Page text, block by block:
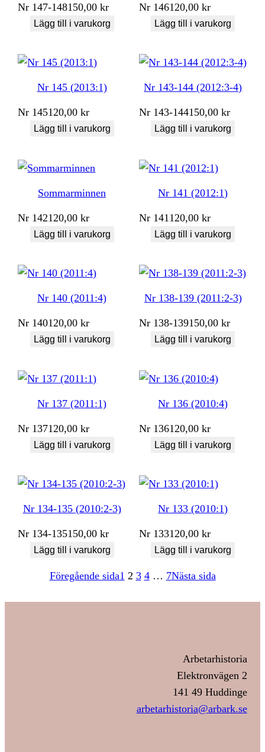
Nr 147-148150,00kr
Lägg till i varukorg
Nr 146120,00kr
Lägg till i varukorg
Nr 145 (2013:1)
Nr 145120,00kr
Lägg till i varukorg
Nr 143-144 (2012:3-4)
Nr 143-144150,00kr
Lägg till i varukorg
Sommarminnen
Nr 142120,00kr
Lägg till i varukorg
Nr 141 (2012:1)
Nr 141 120,00kr
Lägg till i varukorg
Nr 140 (2011:4)
Nr 140120,00kr
Lägg till i varukorg
Nr 138-139 (2011:2-3)
Nr 138-139150,00kr
Lägg till i varukorg
Nr 137 (2011:1)
Nr 137120,00kr
Lägg till i varukorg
Nr 136 (2010:4)
Nr 136120,00kr
Lägg till i varukorg
Nr 134-135 (2010:2-3)
Nr 134-135150,00kr
Lägg till i varukorg
Nr 133 (2010:1)
Nr 133120,00kr
Lägg till i varukorg
Föregående sida1 2 3 4 … 7Nästa sida
Arbetarhistoria
Elektronvägen 2
141 49 Huddinge
arbetarhistoria@arbark.se